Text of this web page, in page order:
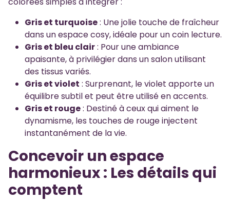
Gris et turquoise: Une jolie touche de fraîcheur
dans un espace cosy, idéale pour un coin lecture.
Gris et bleu clair: Pour une ambiance
apaisante, à privilégier dans un salon utilisant
des tissus variés.
Gris et violet : Surprenant, le violet apporte un
équilibre subtil et peut être utilisé en accents.
Gris et rouge: Destiné à ceux qui aiment le
dynamisme, les touches de rouge injectent
instantanément de la vie.
Concevoir un espace
harmonieux : Les détails qui
comptent